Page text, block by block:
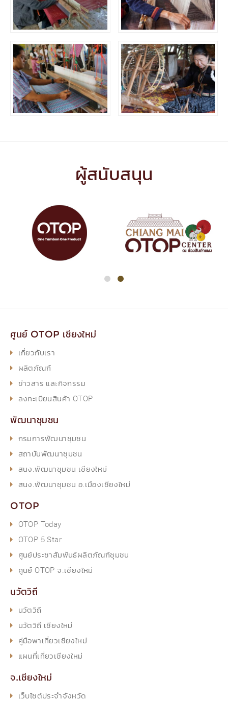
ผู้สนับสนุน
ศูนย์ OTOP เชียงใหม่
เกี่ยวกับเรา
ผลิตภัณฑ์
ข่าวสาร และกิจกรรม
ลงทะเบียนสินค้า OTOP
พัฒนาชุมชน
กรมการพัฒนาชุมชน
สถาบันพัฒนาชุมชน
สนง.พัฒนาชุมชน เชียงใหม่
สนง.พัฒนาชุมชน อ.เมืองเชียงใหม่
OTOP
OTOP Today
OTOP 5 Star
ศูนย์ประชาสัมพันธ์ผลิตภัณฑ์ชุมชน
ศูนย์ OTOP จ.เชียงใหม่
นวัตวิถี
นวัตวิถึ
นวัตวิถี เชียงใหม่
คู่มือพาเที่ยวเชียงใหม่
แผนที่เที่ยวเชียงใหม่
จ.เชียงใหม่
เว็บไซต์ประจำจังหวัด